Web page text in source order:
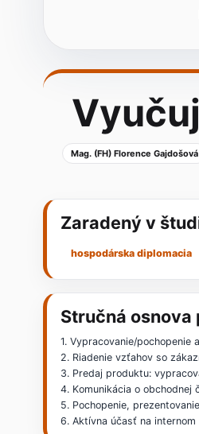
Mag. (FH) Florence Gajdošová
Zaradený v
hospodárska diplomacia
Stručná osnova
1. Vypracovanie/
2. Riadenie vzťahov so
3. Predaj produktu:
4. Komunikácia o
5. Pochopenie,
6. Aktívna účasť na